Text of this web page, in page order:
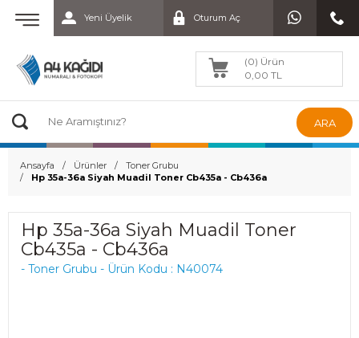
Yeni Üyelik Oturum Aç
(0) Ürün
0,00 TL
ARA
Ansayfa Ürünler
Toner Grubu
Hp 35a-36a Siyah Muadil Toner Cb435a - Cb436a
Hp 35a-36a Siyah Muadil Toner
Cb435a - Cb436a
- Toner Grubu - Ürün Kodu : N40074